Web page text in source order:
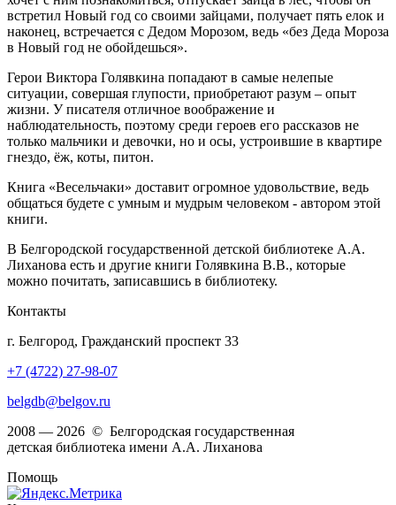
встретил Новый год со своими зайцами, получает пять елок и
наконец, встречается с Дедом Морозом, ведь «без Деда Мороза
в Новый год не обойдешься».
Герои Виктора Голявкина попадают в самые нелепые
ситуации, совершая глупости, приобретают разум – опыт
жизни. У писателя отличное воображение и
наблюдательность, поэтому среди героев его рассказов не
только мальчики и девочки, но и осы, устроившие в квартире
гнездо, ёж, коты, питон.
Книга «Весельчаки» доставит огромное удовольствие, ведь
общаться будете с умным и мудрым человеком - автором этой
книги.
В Белгородской государственной детской библиотеке А.А.
Лиханова есть и другие книги Голявкина В.В., которые
можно почитать, записавшись в библиотеку.
Контакты
г. Белгород, Гражданский проспект 33
+7 (4722) 27-98-07
belgdb@belgov.ru
2008 — 2026 © Белгородская государственная
детская библиотека имени А.А. Лиханова
Помощь